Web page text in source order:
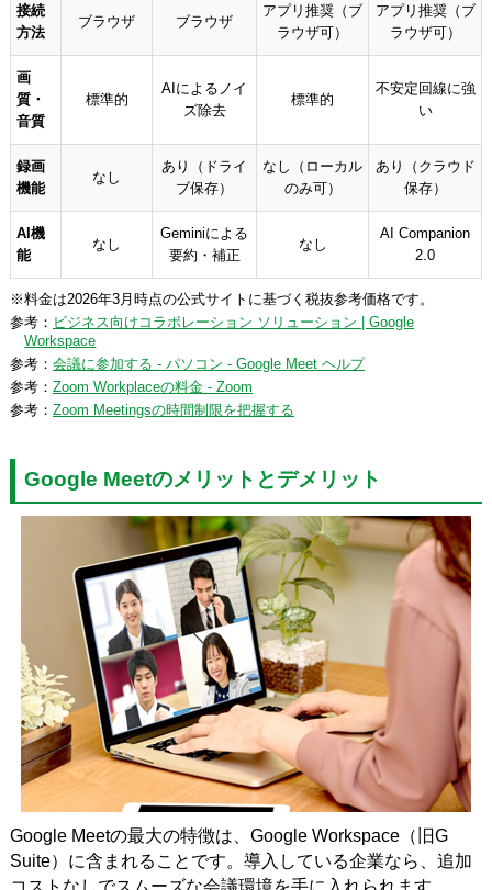
接続
方法
ブラウザ ブラウザ
アプリ推奨（ブ
ラウザ可）
アプリ推奨（ブ
ラウザ可）
画
質・
音質
標準的
AIによるノイ
ズ除去
標準的
不安定回線に強
い
録画
機能
なし
あり（ドライ
ブ保存）
なし（ローカル
のみ可）
あり（クラウド
保存）
AI機
能
なし
Geminiによる
要約・補正
なし
AI Companion
2.0
※料金は2026年3月時点の公式サイトに基づく税抜参考価格です。
参考： ビジネス向けコラボレーション ソリューション | Google
Workspace
参考： 会議に参加する - パソコン - Google Meet ヘルプ
参考： Zoom Workplaceの料金 - Zoom
参考： Zoom Meetingsの時間制限を把握する
Google Meetのメリットとデメリット
Google Meetの最大の特徴は、Google Workspace（旧G
Suite）に含まれることです。導入している企業なら、追加
コストなしでスムーズな会議環境を手に入れられます。